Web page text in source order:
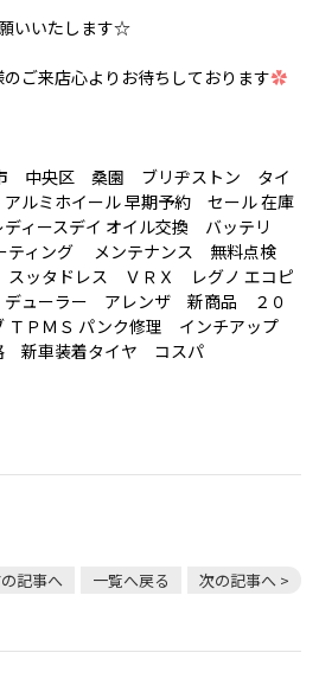
いいたします☆
ご来店心よりお待ちしております✿
中央区 桑園 ブリヂストン タイ
ミホイール 早期予約 セール 在庫
ースデイ オイル交換 バッテリ
ティング メンテナンス 無料点検
スッタドレス ＶＲＸ レグノ エコピ
ューラー アレンザ 新商品 ２０
ＴＰＭＳ パンク修理 インチアップ
車装着タイヤ コスパ
記事へ 一覧へ戻る 次の記事へ >